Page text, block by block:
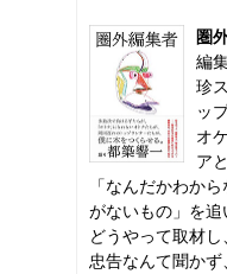
圏
編
珍
ッ
オ
ア
「なんだかわか
がないもの」を追
どうやって取材
忠告なんて聞か